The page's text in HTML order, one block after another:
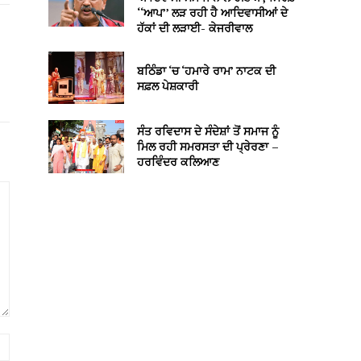
‘‘ਆਪ’’ ਲੜ ਰਹੀ ਹੈ ਆਦਿਵਾਸੀਆਂ ਦੇ
ਹੱਕਾਂ ਦੀ ਲੜਾਈ- ਕੇਜਰੀਵਾਲ
ਬਠਿੰਡਾ ‘ਚ ‘ਹਮਾਰੇ ਰਾਮ’ ਨਾਟਕ ਦੀ
ਸਫ਼ਲ ਪੇਸ਼ਕਾਰੀ
ਸੰਤ ਰਵਿਦਾਸ ਦੇ ਸੰਦੇਸ਼ਾਂ ਤੋਂ ਸਮਾਜ ਨੂੰ
ਮਿਲ ਰਹੀ ਸਮਰਸਤਾ ਦੀ ਪ੍ਰੇਰਣਾ –
ਹਰਵਿੰਦਰ ਕਲਿਆਣ